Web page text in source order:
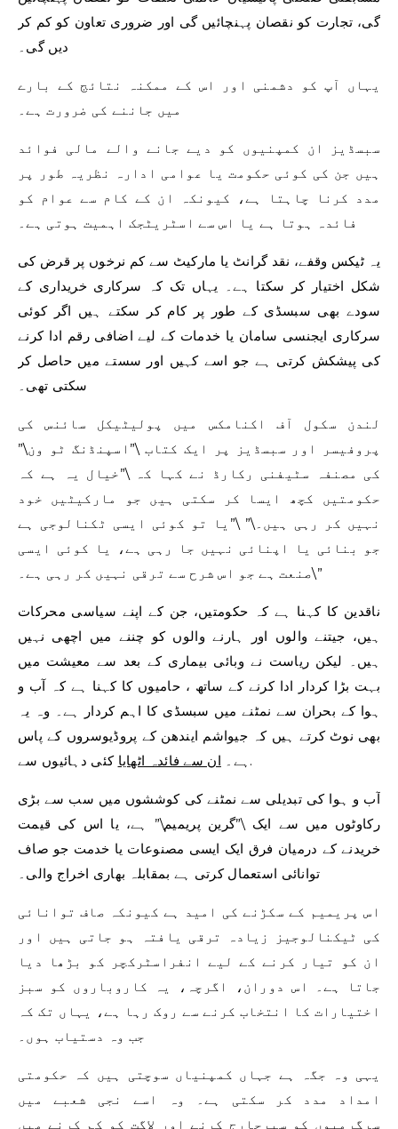
گی، تجارت کو نقصان پہنچائیں گی اور ضروری تعاون کو کم کر
دیں گی۔
یہاں آپ کو دشمنی اور اس کے ممکنہ نتائج کے بارے
میں جاننے کی ضرورت ہے۔
سبسڈیز ان کمپنیوں کو دیے جانے والے مالی فوائد
ہیں جن کی کوئی حکومت یا عوامی ادارہ نظریہ طور پر
مدد کرنا چاہتا ہے، کیونکہ ان کے کام سے عوام کو
فائدہ ہوتا ہے یا اس سے اسٹریٹجک اہمیت ہوتی ہے۔
یہ ٹیکس وقفے، نقد گرانٹ یا مارکیٹ سے کم نرخوں پر قرض کی
شکل اختیار کر سکتا ہے۔ یہاں تک کہ سرکاری خریداری کے
سودے بھی سبسڈی کے طور پر کام کر سکتے ہیں اگر کوئی
سرکاری ایجنسی سامان یا خدمات کے لیے اضافی رقم ادا کرنے
کی پیشکش کرتی ہے جو اسے کہیں اور سستے میں حاصل کر
سکتی تھی۔
لندن سکول آف اکنامکس میں پولیٹیکل سائنس کی
پروفیسر اور سبسڈیز پر ایک کتاب \”اسپنڈنگ ٹو ون\”
کی مصنفہ سٹیفنی رکارڈ نے کہا کہ \”خیال یہ ہے کہ
حکومتیں کچھ ایسا کر سکتی ہیں جو مارکیٹیں خود
نہیں کر رہی ہیں۔\” \”یا تو کوئی ایسی ٹکنالوجی ہے
جو بنائی یا اپنائی نہیں جا رہی ہے، یا کوئی ایسی
صنعت ہے جو اس شرح سے ترقی نہیں کر رہی ہے۔\”
ناقدین کا کہنا ہے کہ حکومتیں، جن کے اپنے سیاسی محرکات
ہیں، جیتنے والوں اور ہارنے والوں کو چننے میں اچھی نہیں
ہیں۔ لیکن ریاست نے وبائی بیماری کے بعد سے معیشت میں
بہت بڑا کردار ادا کرنے کے ساتھ ، حامیوں کا کہنا ہے کہ آب و
ہوا کے بحران سے نمٹنے میں سبسڈی کا اہم کردار ہے۔ وہ یہ
بھی نوٹ کرتے ہیں کہ جیواشم ایندھن کے پروڈیوسروں کے پاس
ہے۔ ان سے فائدہ اٹھایا کئی دہائیوں سے.
آب و ہوا کی تبدیلی سے نمٹنے کی کوششوں میں سب سے بڑی
رکاوٹوں میں سے ایک \”گرین پریمیم\” ہے، یا اس کی قیمت
خریدنے کے درمیان فرق ایک ایسی مصنوعات یا خدمت جو صاف
توانائی استعمال کرتی ہے بمقابلہ بھاری اخراج والی۔
اس پریمیم کے سکڑنے کی امید ہے کیونکہ صاف توانائی
کی ٹیکنالوجیز زیادہ ترقی یافتہ ہو جاتی ہیں اور
ان کو تیار کرنے کے لیے انفراسٹرکچر کو بڑھا دیا
جاتا ہے۔ اس دوران، اگرچہ، یہ کاروباروں کو سبز
اختیارات کا انتخاب کرنے سے روک رہا ہے، یہاں تک کہ
جب وہ دستیاب ہوں۔
یہی وہ جگہ ہے جہاں کمپنیاں سوچتی ہیں کہ حکومتی
امداد مدد کر سکتی ہے۔ وہ اسے نجی شعبے میں
سرگرمیوں کو سپرچارج کرنے اور لاگت کو کم کرنے میں